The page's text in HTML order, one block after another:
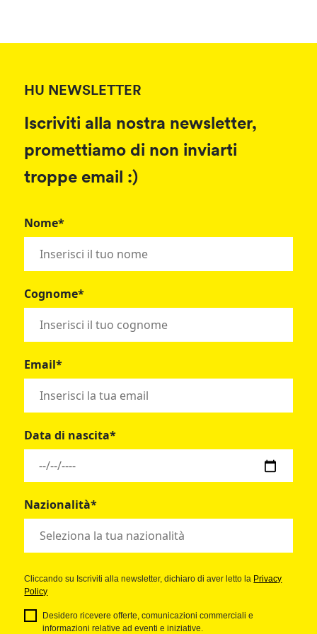
HU NEWSLETTER
Iscriviti alla nostra newsletter,
promettiamo di non inviarti
troppe email :)
Nome*
Cognome*
Email*
Data di nascita*
Nazionalità*
Cliccando su Iscriviti alla newsletter, dichiaro di aver letto la Privacy
Policy
Desidero ricevere offerte, comunicazioni commerciali e
informazioni relative ad eventi e iniziative.